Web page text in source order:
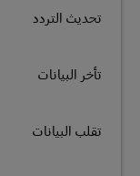
تحديث التردد
تأخر البيانات
تقلب البيانات